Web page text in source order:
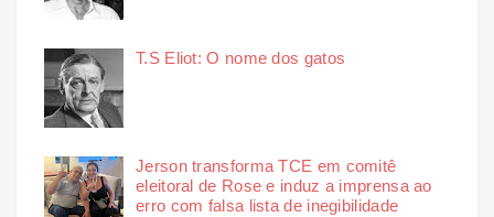
T.S Eliot: O nome dos gatos
Jerson transforma TCE em comitê
eleitoral de Rose e induz a imprensa ao
erro com falsa lista de inegibilidade